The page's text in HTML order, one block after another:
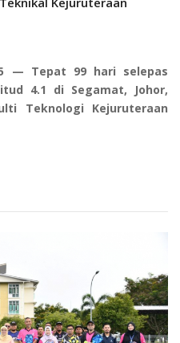
— Tepat 99 hari selepas
4.1 di Segamat, Johor,
Teknologi Kejuruteraan